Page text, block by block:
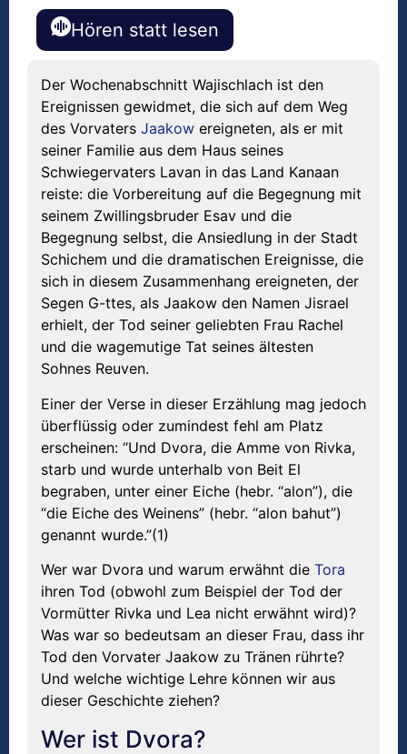
Hören statt lesen
Der Wochenabschnitt Wajischlach ist den
Ereignissen gewidmet, die sich auf dem Weg
des Vorvaters Jaakow ereigneten, als er mit
seiner Familie aus dem Haus seines
Schwiegervaters Lavan in das Land Kanaan
reiste: die Vorbereitung auf die Begegnung mit
seinem Zwillingsbruder Esav und die
Begegnung selbst, die Ansiedlung in der Stadt
Schichem und die dramatischen Ereignisse, die
sich in diesem Zusammenhang ereigneten, der
Segen G-ttes, als Jaakow den Namen Jisrael
erhielt, der Tod seiner geliebten Frau Rachel
und die wagemutige Tat seines ältesten
Sohnes Reuven.
Einer der Verse in dieser Erzählung mag jedoch
überflüssig oder zumindest fehl am Platz
erscheinen: “Und Dvora, die Amme von Rivka,
starb und wurde unterhalb von Beit El
begraben, unter einer Eiche (hebr. “alon”), die
“die Eiche des Weinens” (hebr. “alon bahut”)
genannt wurde.”(1)
Wer war Dvora und warum erwähnt die Tora
ihren Tod (obwohl zum Beispiel der Tod der
Vormütter Rivka und Lea nicht erwähnt wird)?
Was war so bedeutsam an dieser Frau, dass ihr
Tod den Vorvater Jaakow zu Tränen rührte?
Und welche wichtige Lehre können wir aus
dieser Geschichte ziehen?
Wer ist Dvora?